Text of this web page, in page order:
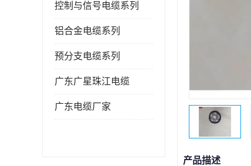
控制与信号电缆系列
铝合金电缆系列
预分支电缆系列
广东广星珠江电缆
广东电缆厂家
产品描述